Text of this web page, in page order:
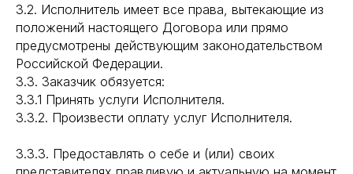
3.2. Исполнитель имеет все права, вытекающие из
положений настоящего Договора или прямо
предусмотрены действующим законодательством
Российской Федерации.
3.3. Заказчик обязуется:
3.3.1 Принять услуги Исполнителя.
3.3.2. Произвести оплату услуг Исполнителя.
3.3.3. Предоставлять о себе и (или) своих